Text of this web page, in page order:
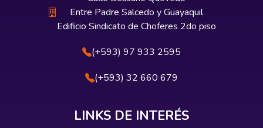
Entre Padre Salcedo y Guayaquil
Edificio Sindicato de Choferes 2do piso
(+593) 97 933 2595
(+593) 32 660 679
LINKS DE INTERÉS